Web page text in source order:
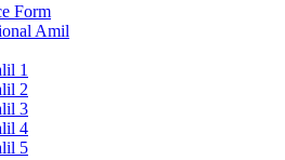
Form
Amil
1
2
3
4
5